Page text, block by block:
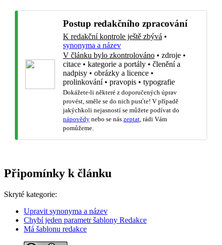
Postup redakčního zpracování
K redakční kontrole ještě zbývá •
synonyma a název
V článku bylo zkontrolováno • zdroje •
citace • kategorie a portály • členění a
nadpisy • obrázky a licence •
prolinkování• pravopis • typografie
Dokážete-li některé z doporučených úprav
provést, směle se do nich pusťte! V případě
jakýchkoli nejasností se můžete podívat do
nápovědy nebo se nás zeptat , rádi Vám
pomůžeme.
Připomínky k článku
Skryté kategorie:
Upravit synonyma a název
Chybí jeden parametr šablony Redakce
Má šablonu redakce